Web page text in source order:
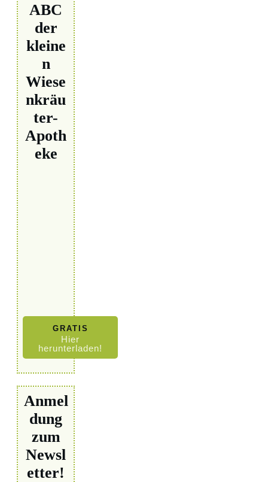
ABC
der
kleine
n
Wiese
nkräu
ter-
Apoth
eke
GRATIS
Hier
herunterladen!
Anmel
dung
zum
Newsl
etter!